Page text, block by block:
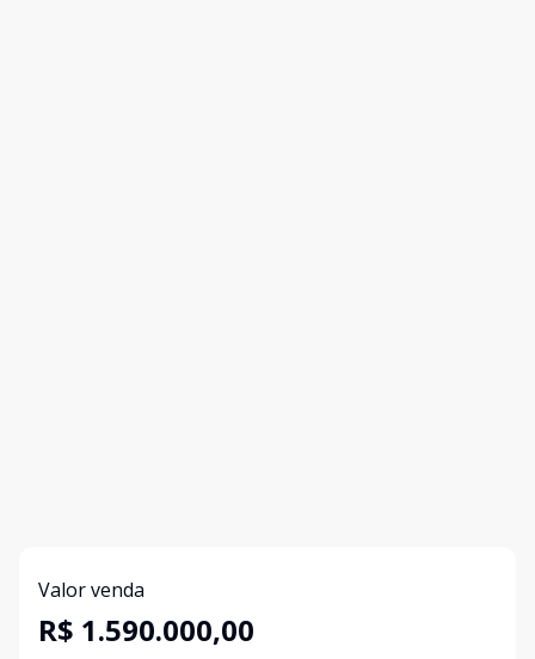
Valor venda
R$ 1.590.000,00